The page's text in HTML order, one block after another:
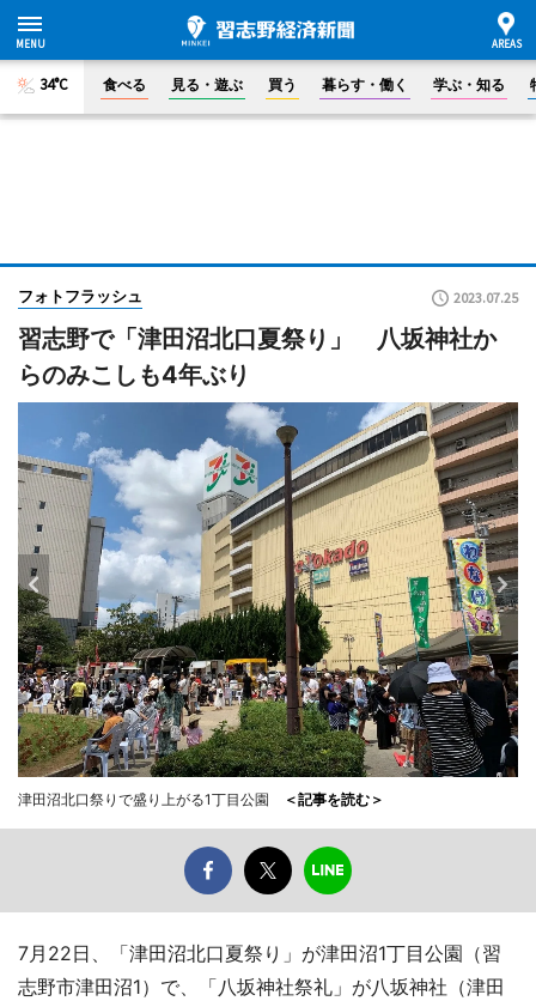
34°C 食べる 見る・遊ぶ 買う 暮らす・働く 学ぶ・知る
フォトフラッシュ 2023.07.25
習志野で「津田沼北口夏祭り」 八坂神社か
らのみこしも4年ぶり
津田沼北口祭りで盛り上がる1丁目公園 ＜記事を読む＞
7月22日、「津田沼北口夏祭り」が津田沼1丁目公園（習
志野市津田沼1）で、「八坂神社祭礼」が八坂神社（津田